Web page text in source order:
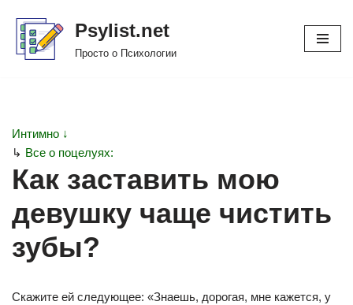
Перейти
Psylist.net
Просто о Психологии
Интимно ↓
↳ Все о поцелуях:
Как заставить мою
девушку чаще чистить
зубы?
Скажите ей следующее: «Знаешь, дорогая, мне кажется, у